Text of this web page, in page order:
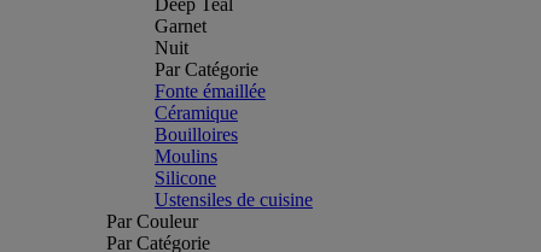
Deep Teal
Garnet
Nuit
Par Catégorie
Fonte émaillée
Céramique
Bouilloires
Moulins
Silicone
Ustensiles de cuisine
Par Couleur
Par Catégorie